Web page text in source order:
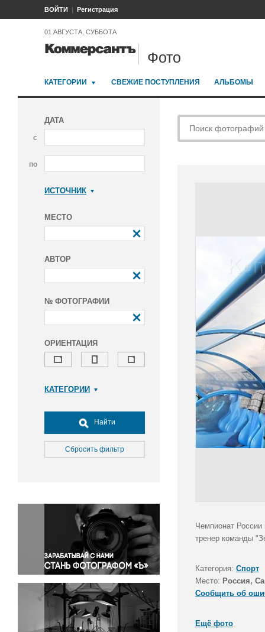
ВОЙТИ Регистрация
01 АВГУСТА, СУББОТА
Фото
КАТЕГОРИИ СВЕЖИЕ ПОСТУПЛЕНИЯ АЛЬБОМЫ
ДАТА
с
по
ИСТОЧНИК
МЕСТО
АВТОР
№ ФОТОГРАФИИ
ОРИЕНТАЦИЯ
КАТЕГОРИИ
Досуг, туризм и отдых
Культура
Медицина
Окружающая среда
Политика
Правосудие
Происшествия и конфликты
Религия
Светская жизнь
Спорт
Экология
Экономика и бизнес
Найти
Сбросить фильтр
Чемпионат
тренер команды
Категория: Спорт
Место: Россия,
Сообщить об
Ещё фото